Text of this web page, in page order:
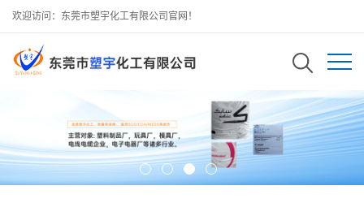
欢迎访问：东莞市塑宇化工有限公司官网！